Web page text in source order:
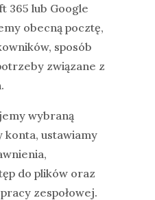
365 lub Google
obecną pocztę,
sposób
związane z
wybraną
ustawiamy
do plików oraz
zespołowej.